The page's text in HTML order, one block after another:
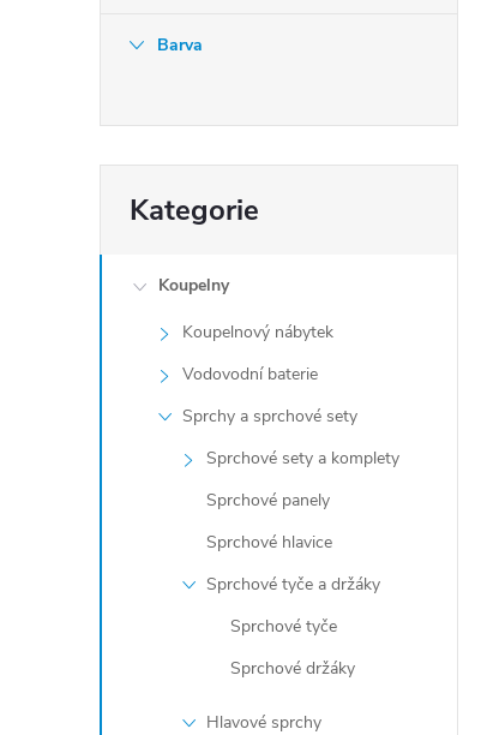
Barva
kategorie
Kategorie
Koupelny
Koupelnový nábytek
Vodovodní baterie
Sprchy a sprchové sety
Sprchové sety a komplety
Sprchové panely
Sprchové hlavice
Sprchové tyče a držáky
Sprchové tyče
Sprchové držáky
Hlavové sprchy